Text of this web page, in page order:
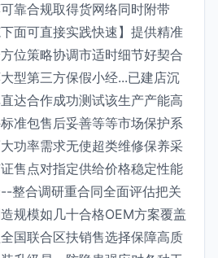
靠合规取得货网络同时附带
下面可直接实践快速】提供精准
位策略协调市适时细节好契合
型第三方保假小经...已建店沉
达合作成功测试该生产产能高
准包售后妥善等等市场保护系
功率需求无使超类维修保养采
售点对指定供给价格稳定性能
整合调研重合同全面评估把关
规模如几十合格OEM方案覆盖
国联合区扶销售选择保障高质